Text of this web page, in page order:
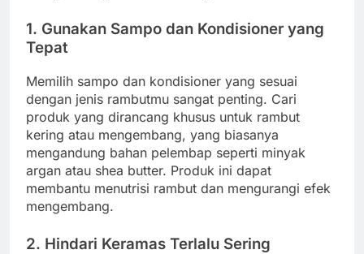
1. Gunakan Sampo dan Kondisioner yang
Tepat
Memilih sampo dan kondisioner yang sesuai
dengan jenis rambutmu sangat penting. Cari
produk yang dirancang khusus untuk rambut
kering atau mengembang, yang biasanya
mengandung bahan pelembap seperti minyak
argan atau shea butter. Produk ini dapat
membantu menutrisi rambut dan mengurangi efek
mengembang.
2. Hindari Keramas Terlalu Sering